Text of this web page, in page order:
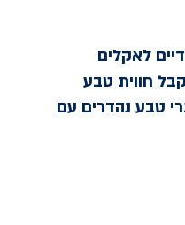
לאקלים
חווית טבע
טבע נהדרים עם